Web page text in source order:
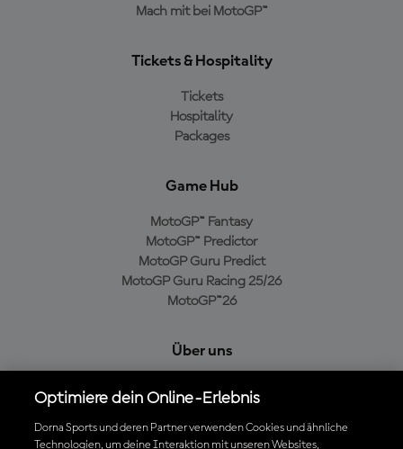
Mach mit bei MotoGP™
Tickets & Hospitality
Tickets
Hospitality
Packages
Game Hub
MotoGP™ Fantasy
MotoGP™ Predictor
MotoGP Guru Predict
MotoGP Guru Racing 25/26
MotoGP™26
Über uns
Cookie-Richtlinien
Geschäftsbedingungen
Optimiere dein Online-Erlebnis
Dorna Sports und deren Partner verwenden Cookies und ähnliche
Technologien, um deine Interaktion mit unseren Websites,